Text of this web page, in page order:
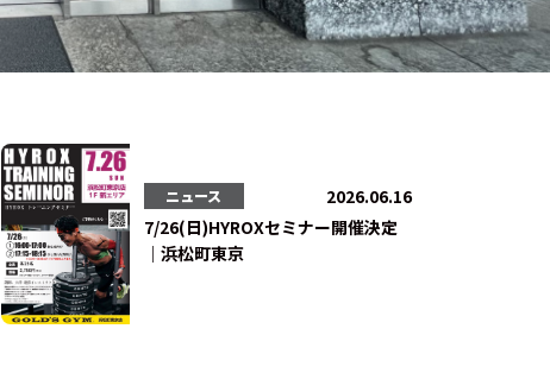
ニュース
2026.06.16
7/26(日)HYROXセミナー開催決定
｜浜松町東京